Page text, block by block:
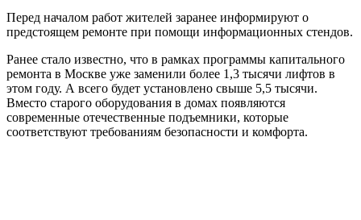
Перед началом работ жителей заранее информируют о
предстоящем ремонте при помощи информационных стендов.
Ранее стало известно, что в рамках программы капитального
ремонта в Москве уже заменили более 1,3 тысячи лифтов в
этом году. А всего будет установлено свыше 5,5 тысячи.
Вместо старого оборудования в домах появляются
современные отечественные подъемники, которые
соответствуют требованиям безопасности и комфорта.